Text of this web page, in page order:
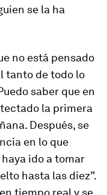
se la ha
no está pensado
tanto de todo lo
saber que en
la primera
Después, se
en lo que
ido a tomar
hasta las diez”.
tiempo real y se